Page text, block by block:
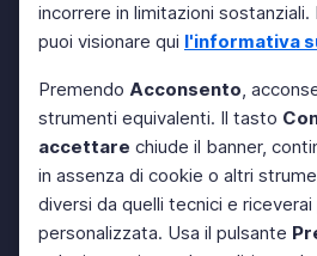
incorrere in limitazioni sostanziali.
puoi visionare qui l'informativa
Premendo Acconsento,
strumenti equivalenti. Il tasto
accettare chiude il banner,
in assenza di cookie o altri
diversi da quelli tecnici e
personalizzata. Usa il pulsante